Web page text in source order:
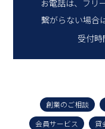
お電話は、フリ
繋がらない場合
受付時
創業のご相談
会員サービス
貸